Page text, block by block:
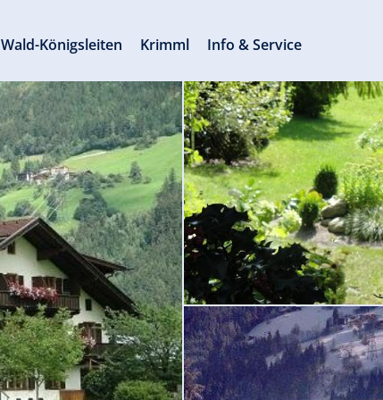
Wald-Königsleiten Krimml Info & Service